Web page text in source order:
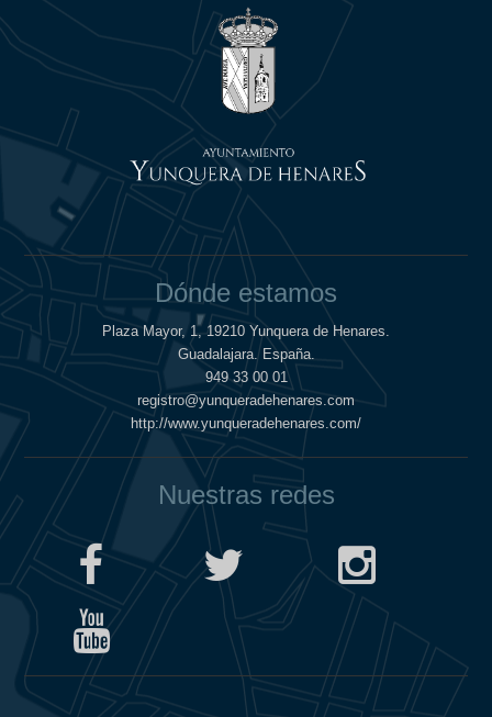
Dónde estamos
Plaza Mayor, 1, 19210 Yunquera de Henares.
Guadalajara. España.
949 33 00 01
registro@yunqueradehenares.com
http://www.yunqueradehenares.com/
Nuestras redes